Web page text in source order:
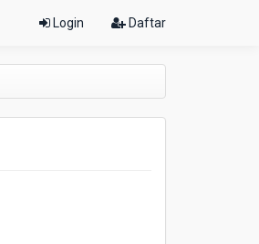
Login Daftar